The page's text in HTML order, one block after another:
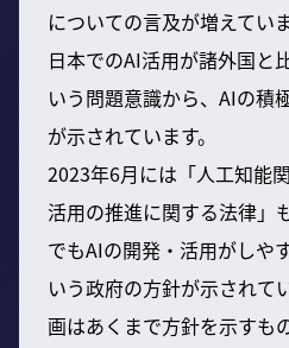
についての言及が増えてい
日本でのAI活用が諸外国と
いう問題意識から、AIの積
が示されています。
2023年6月には「人工知能
活用の推進に関する法律」
でもAIの開発・活用がしや
いう政府の方針が示されて
画はあくまで方針を示すも